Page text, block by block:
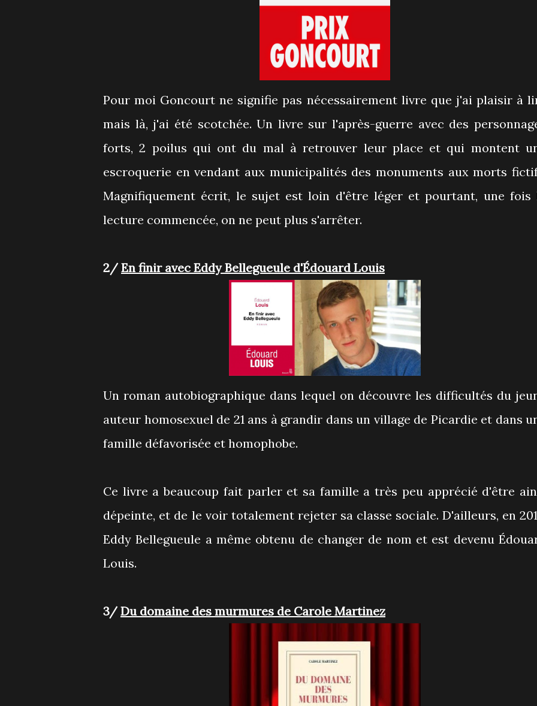
Pour moi Goncourt ne signifie pas nécessairement livre que j'ai plaisir à lire
mais là, j'ai été scotchée. Un livre sur l'après-guerre avec des
forts, 2 poilus qui ont du mal à retrouver leur place et qui montent
escroquerie en vendant aux municipalités des monuments aux morts
Magnifiquement écrit, le sujet est loin d'être léger et pourtant, une fois
lecture commencée, on ne peut plus s'arrêter.
2/En finir avec Eddy Bellegueule d'Édouard Louis
Un roman autobiographique dans lequel on découvre les difficultés du jeune
auteur homosexuel de 21 ans à grandir dans un village de Picardie et dans
famille défavorisée et homophobe.
Ce livre a beaucoup fait parler et sa famille a très peu apprécié d'être
dépeinte, et de le voir totalement rejeter sa classe sociale. D'ailleurs, en
Eddy Bellegueule a même obtenu de changer de nom et est devenu
Louis.
3/Du domaine des murmures de Carole Martinez